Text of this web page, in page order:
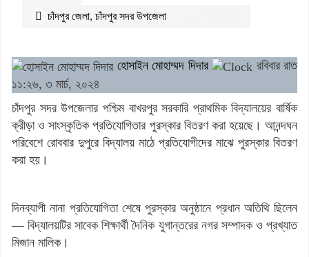
চাঁদপুর জেলা, চাঁদপুর সদর উপজেলা
হোসাইন মোহাম্মদ দিদার
রবিবার রাত
১১:২৬, ৩ মার্চ, ২০২৪
চাঁদপুর সদর উপজেলার পশ্চিম বাখরপুর সরকারি প্রাথমিক বিদ্যালয়ের বার্ষিক
ক্রীড়া ও সাংস্কৃতিক প্রতিযোগিতার পুরস্কার বিতরণ করা হয়েছে। আনন্দঘন
পরিবেশে রোববার দুপুরে বিদ্যালয় মাঠে প্রতিযোগীদের মাঝে পুরস্কার বিতরণ
করা হয়।
দিনব্যাপী নানা প্রতিযোগিতা শেষে পুরস্কার অনুষ্ঠানে প্রধান অতিথি ছিলেন
— বিদ্যালয়টির সাবেক শিক্ষার্থী দৈনিক যুগান্তরের নগর সম্পাদক ও প্রখ্যাত
মিজান মালিক।